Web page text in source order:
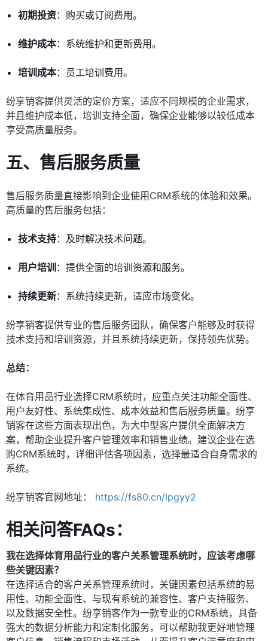
初期投资：购买或订阅费用。
维护成本：系统维护和更新费用。
培训成本：员工培训费用。
纷享销客提供灵活的定价方案，适应不同规模的企业需求，
并且维护成本低，培训支持全面，确保企业能够以较低成本
享受高质量服务。
五、售后服务质量
售后服务质量直接影响到企业使用CRM系统的体验和效果。
高质量的售后服务包括：
技术支持：及时解决技术问题。
用户培训 ：提供全面的培训资源和服务。
持续更新：系统持续更新，适应市场变化。
纷享销客提供专业的售后服务团队，确保客户能够及时获得
技术支持和培训资源，并且系统持续更新，保持领先优势。
总结：
在体育用品行业选择CRM系统时，应重点关注功能全面性、
用户友好性、系统集成性、成本效益和售后服务质量。纷享
销客在这些方面表现出色，为大中型客户提供全面解决方
案，帮助企业提升客户管理效率和销售业绩。建议企业在选
购CRM系统时，详细评估各项因素，选择最适合自身需求的
系统。
纷享销客官网地址： https://fs80.cn/lpgyy2
相关问答FAQs：
我在选择体育用品行业的客户关系管理系统时，应该考虑哪
些关键因素？
在选择适合的客户关系管理系统时，关键因素包括系统的易
用性、功能全面性、与现有系统的兼容性、客户支持服务、
以及数据安全性。纷享销客作为一款专业的CRM系统，具备
强大的数据分析能力和定制化服务，可以帮助我更好地管理